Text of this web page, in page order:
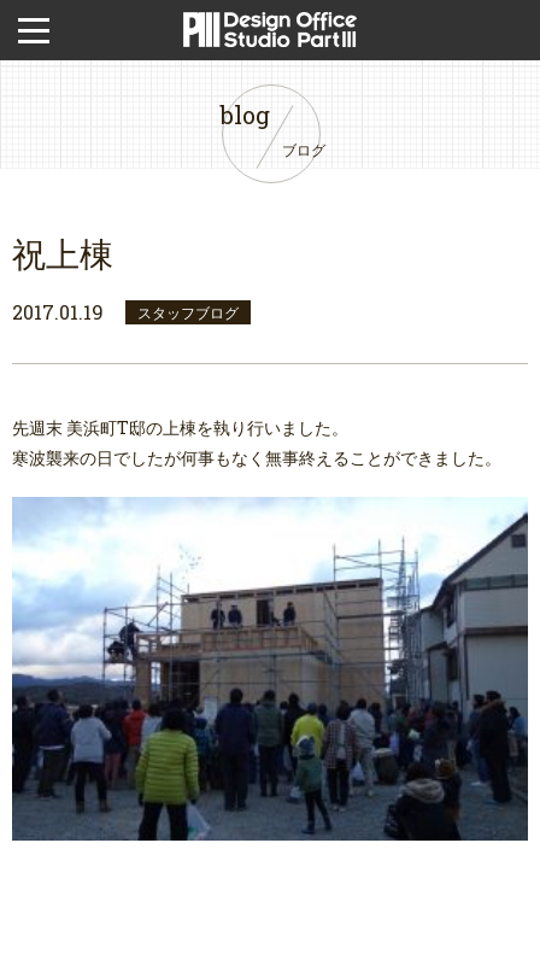
ブログ
blog
祝上棟
2017.01.19 スタッフブログ
先週末 美浜町T邸の上棟を執り行いました。
寒波襲来の日でしたが何事もなく無事終えることができました。